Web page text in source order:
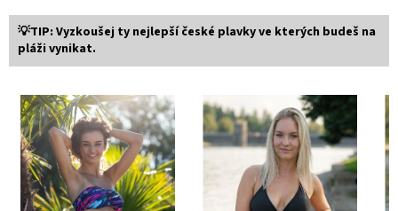
💡TIP: Vyzkoušej ty nejlepší české plavky ve kterých budeš na
pláži vynikat.